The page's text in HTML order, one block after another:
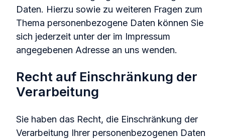
Daten. Hierzu sowie zu weiteren Fragen zum
Thema personenbezogene Daten können Sie
sich jederzeit unter der im Impressum
angegebenen Adresse an uns wenden.
Recht auf Einschränkung der
Verarbeitung
Sie haben das Recht, die Einschränkung der
Verarbeitung Ihrer personenbezogenen Daten